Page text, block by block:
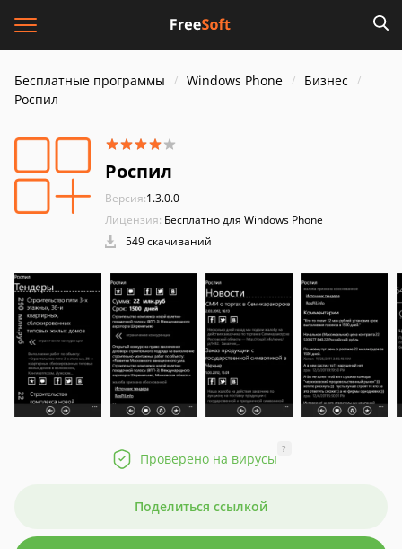
Бесплатные программы Windows Phone
Бизнес
Роспил
Роспил
Версия:1.3.0.0
Лицензия: Бесплатно для Windows Phone
549 скачиваний
Проверено на вирусы
?
Поделиться ссылкой